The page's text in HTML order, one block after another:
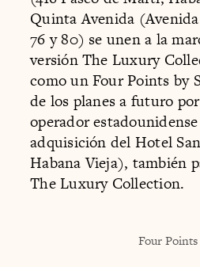
Quinta Avenida
76 y 80) se unen a la
versión The Luxury
como un Four Points by
de los planes a futuro
operador
adquisición del Hotel
Habana Vieja), también
The Luxury Collection.
Four